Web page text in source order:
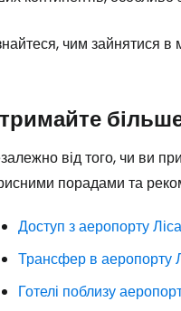
чим зайнятися
від того, чи ви
порадами та
Доступ з аеропорту
Трансфер в аеропорту
Готелі поблизу